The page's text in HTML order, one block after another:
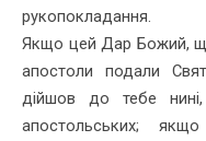
рукопокладання.
Якщо цей Дар Божий,
апостоли подали
дійшов до тебе
апостольських;